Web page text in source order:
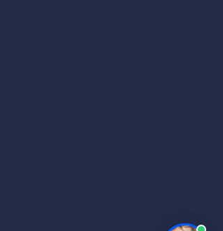
её поверхность влажной